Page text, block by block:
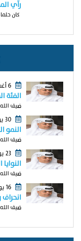
رآي
كان
6 أغسطس، 2026
الفئة
ضيف
30 يوليو، 2026
النمو
ضيف
ضيف
16 يوليو، 2026
ضيف